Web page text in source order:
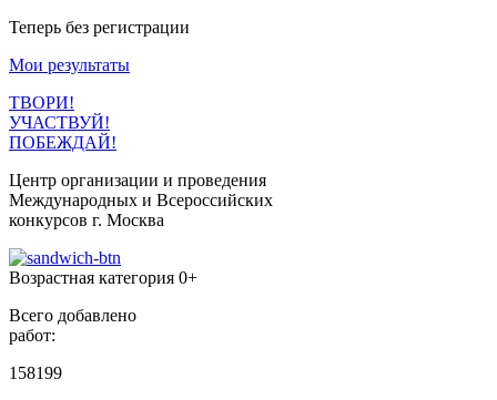
Теперь без регистрации
Мои результаты
ТВОРИ!
УЧАСТВУЙ!
ПОБЕЖДАЙ!
Центр организации и проведения
Международных и Всероссийских
конкурсов г. Москва
Возрастная категория 0+
Всего добавлено
работ:
158199